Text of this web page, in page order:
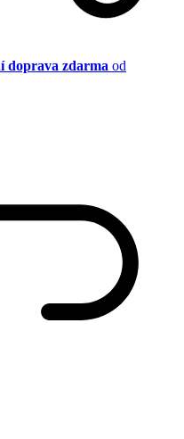
doprava zdarma od